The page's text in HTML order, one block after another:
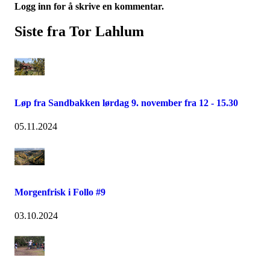
Logg inn for å skrive en kommentar.
Siste fra Tor Lahlum
Løp fra Sandbakken lørdag 9. november fra 12 - 15.30
05.11.2024
Morgenfrisk i Follo #9
03.10.2024